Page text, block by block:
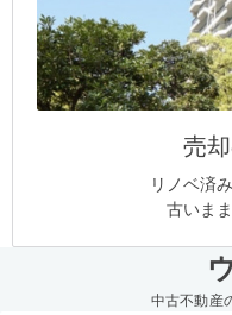
売
リノベ済
古いま
中古不動産